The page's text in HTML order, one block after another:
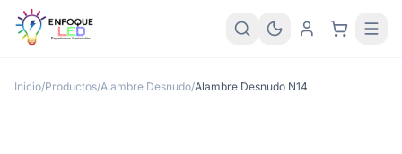
Inicio/Productos/Alambre Desnudo/Alambre Desnudo N14